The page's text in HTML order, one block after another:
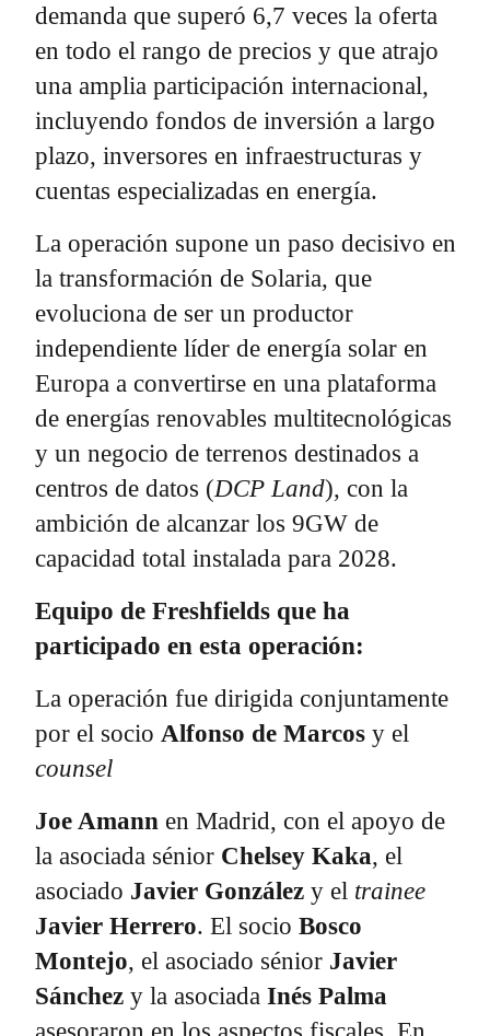
demanda que superó 6,7 veces la oferta
en todo el rango de precios y que atrajo
una amplia participación internacional,
incluyendo fondos de inversión a largo
plazo, inversores en infraestructuras y
cuentas especializadas en energía.
La operación supone un paso decisivo en
la transformación de Solaria, que
evoluciona de ser un productor
independiente líder de energía solar en
Europa a convertirse en una plataforma
de energías renovables multitecnológicas
y un negocio de terrenos destinados a
centros de datos (DCP Land), con la
ambición de alcanzar los 9GW de
capacidad total instalada para 2028.
Equipo de Freshfields que ha
participado en esta operación:
La operación fue dirigida conjuntamente
por el socio Alfonso de Marcos y el
counsel
Joe Amann en Madrid, con el apoyo de
la asociada sénior Chelsey Kaka, el
asociado Javier González y el trainee
Javier Herrero. El socio Bosco
Montejo, el asociado sénior Javier
Sánchez y la asociada Inés Palma